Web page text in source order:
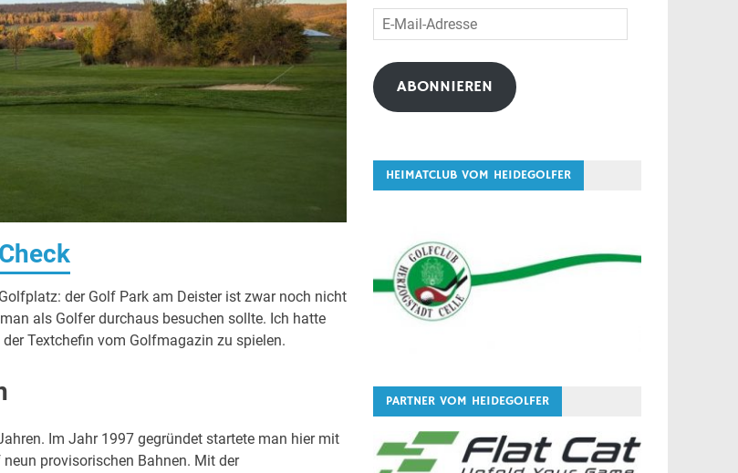
der Golf Park am Deister ist zwar noch nicht
als Golfer durchaus besuchen sollte. Ich hatte
Textchefin vom Golfmagazin zu spielen.
Im Jahr 1997 gegründet startete man hier mit
provisorischen Bahnen. Mit der
E-
Mail-
Adresse
ABONNIEREN
HEIMATCLUB VOM HEIDEGOLFER
PARTNER VOM HEIDEGOLFER